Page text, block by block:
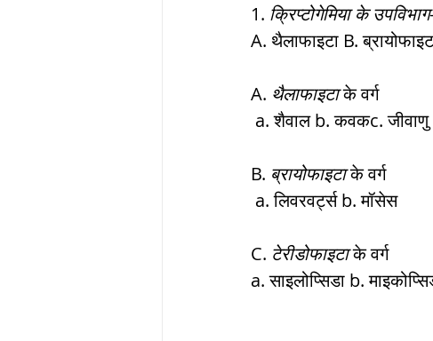
1. क्रिप्टोगेमिया के उपविभाग
A. थैलाफाइटा B.
A. थैलाफाइटा के वर्ग
a. शैवाल b. कवकc.
B. ब्रायोफाइटा के वर्ग
a. लिवरवर्ट्स b. मॉसेस
C. टेरीडोफाइटा के वर्ग
a. साइलोप्सिडा b.